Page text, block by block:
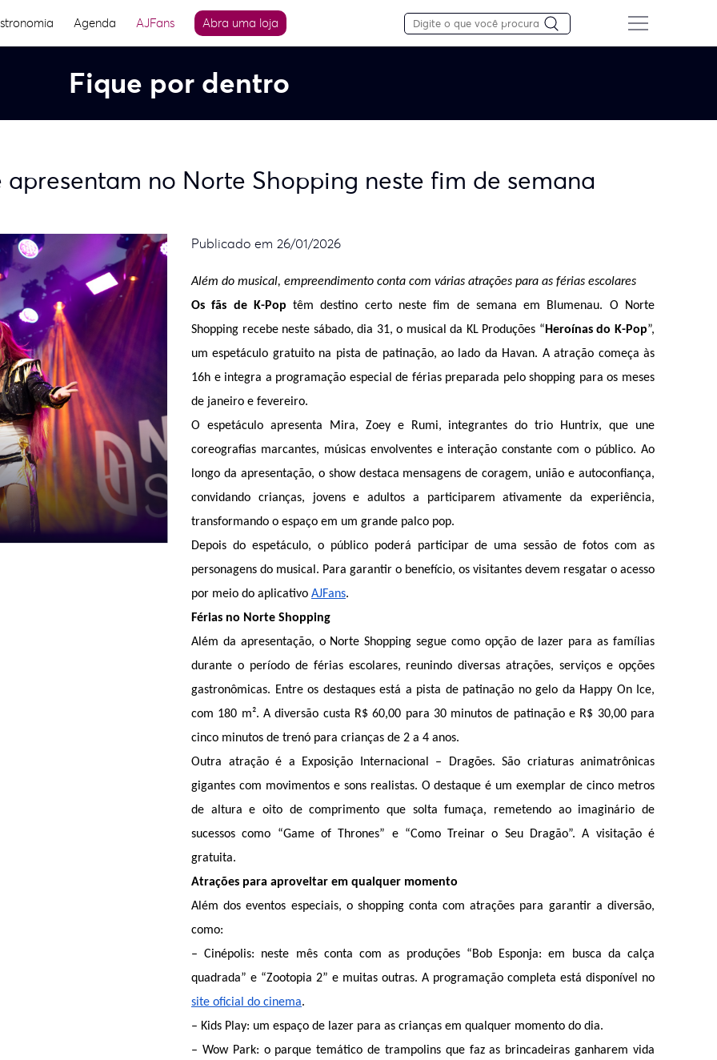
Agenda AJFans Abra uma loja
Fique por dentro
apresentam no Norte Shopping neste fim de semana
Publicado em 26/01/2026
Além do musical, empreendimento conta com várias atrações para as férias escolares
Os fãs de K-Pop têm destino certo neste fim de semana em Blumenau. O Norte
Shopping recebe neste sábado, dia 31, o musical da KL Produções “ Heroínas do K-Pop”,
um espetáculo gratuito na pista de patinação, ao lado da Havan. A atração começa às
16h e integra a programação especial de férias preparada pelo shopping para os meses
de janeiro e fevereiro.
O espetáculo apresenta Mira, Zoey e Rumi, integrantes do trio Huntrix, que une
coreografias marcantes, músicas envolventes e interação constante com o público. Ao
longo da apresentação, o show destaca mensagens de coragem, união e autoconfiança,
convidando crianças, jovens e adultos a participarem ativamente da experiência,
transformando o espaço em um grande palco pop.
Depois do espetáculo, o público poderá participar de uma sessão de fotos com as
personagens do musical. Para garantir o benefício, os visitantes devem resgatar o acesso
por meio do aplicativo AJFans.
Férias no Norte Shopping
Além da apresentação, o Norte Shopping segue como opção de lazer para as famílias
durante o período de férias escolares, reunindo diversas atrações, serviços e opções
gastronômicas. Entre os destaques está a pista de patinação no gelo da Happy On Ice,
com 180 m². A diversão custa R$ 60,00 para 30 minutos de patinação e R$ 30,00 para
cinco minutos de trenó para crianças de 2 a 4 anos.
Outra atração é a Exposição Internacional – Dragões. São criaturas animatrônicas
gigantes com movimentos e sons realistas. O destaque é um exemplar de cinco metros
de altura e oito de comprimento que solta fumaça, remetendo ao imaginário de
sucessos como “Game of Thrones” e “Como Treinar o Seu Dragão”. A visitação é
gratuita.
Atrações para aproveitar em qualquer momento
Além dos eventos especiais, o shopping conta com atrações para garantir a diversão,
como:
– Cinépolis: neste mês conta com as produções “Bob Esponja: em busca da calça
site oficial do cinema.
– Kids Play: um espaço de lazer para as crianças em qualquer momento do dia.
– Wow Park: o parque temático de trampolins que faz as brincadeiras ganharem vida